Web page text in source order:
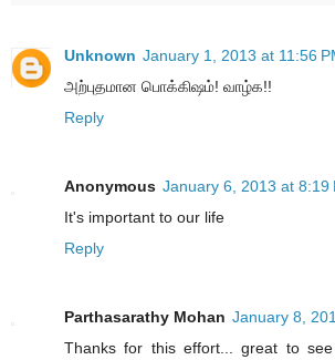
Unknown January 1, 2013 at 11:56
அற்புதமான பொக்கிஷம்! வாழ்க!!
Reply
Anonymous January 6, 2013 at 8:19
It's important to our life
Reply
Parthasarathy Mohan January 8,
Thanks for this effort... great to